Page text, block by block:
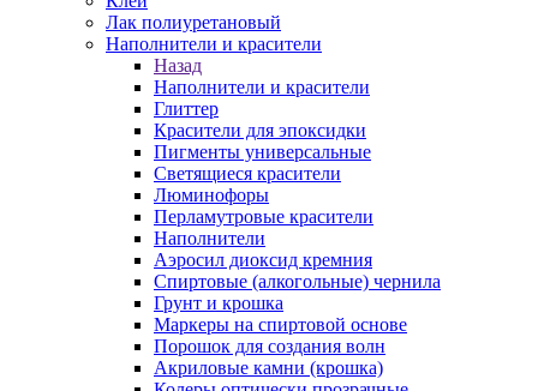
Лак полиуретановый
Наполнители и красители
Назад
Наполнители и красители
Глиттер
Красители для эпоксидки
Пигменты универсальные
Светящиеся красители
Люминофоры
Перламутровые красители
Наполнители
Аэросил диоксид кремния
Спиртовые (алкогольные) чернила
Грунт и крошка
Маркеры на спиртовой основе
Порошок для создания волн
Акриловые камни (крошка)